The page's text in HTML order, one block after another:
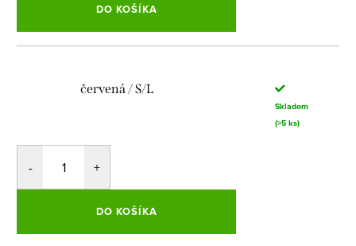
DO KOŠÍKA
červená / S/L
Skladom
(>5 ks)
DO KOŠÍKA